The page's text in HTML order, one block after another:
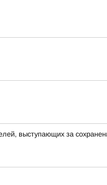
выступающих за